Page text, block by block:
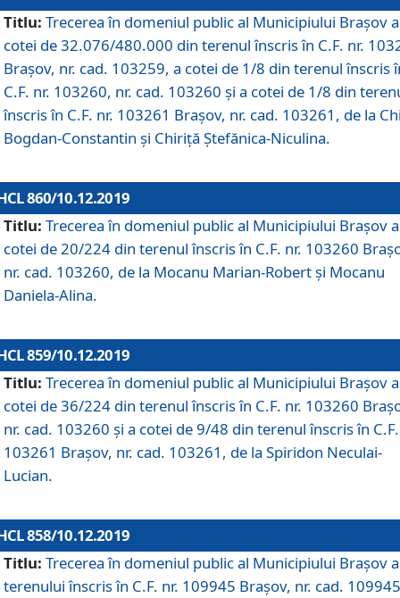
Titlu: Trecerea în domeniul public al Municipiului Braşov a
cotei de 32.076/480.000 din terenul înscris în C.F. nr.
Brașov, nr. cad. 103259, a cotei de 1/8 din terenul înscris
C.F. nr. 103260, nr. cad. 103260 și a cotei de 1/8 din
înscris în C.F. nr. 103261 Brașov, nr. cad. 103261, de la
Bogdan-Constantin și Chiriță Ștefănica-Niculina.
860/10.12.2019
Titlu: Trecerea în domeniul public al Municipiului Braşov a
cotei de 20/224 din terenul înscris în C.F. nr. 103260
nr. cad. 103260, de la Mocanu Marian-Robert și Mocanu
Daniela-Alina.
859/10.12.2019
Titlu: Trecerea în domeniul public al Municipiului Braşov a
cotei de 36/224 din terenul înscris în C.F. nr. 103260
nr. cad. 103260 și a cotei de 9/48 din terenul înscris în
103261 Brașov, nr. cad. 103261, de la Spiridon Neculai-
Lucian.
858/10.12.2019
Titlu: Trecerea în domeniul public al Municipiului Braşov a
terenului înscris în C.F. nr. 109945 Brașov, nr. cad.